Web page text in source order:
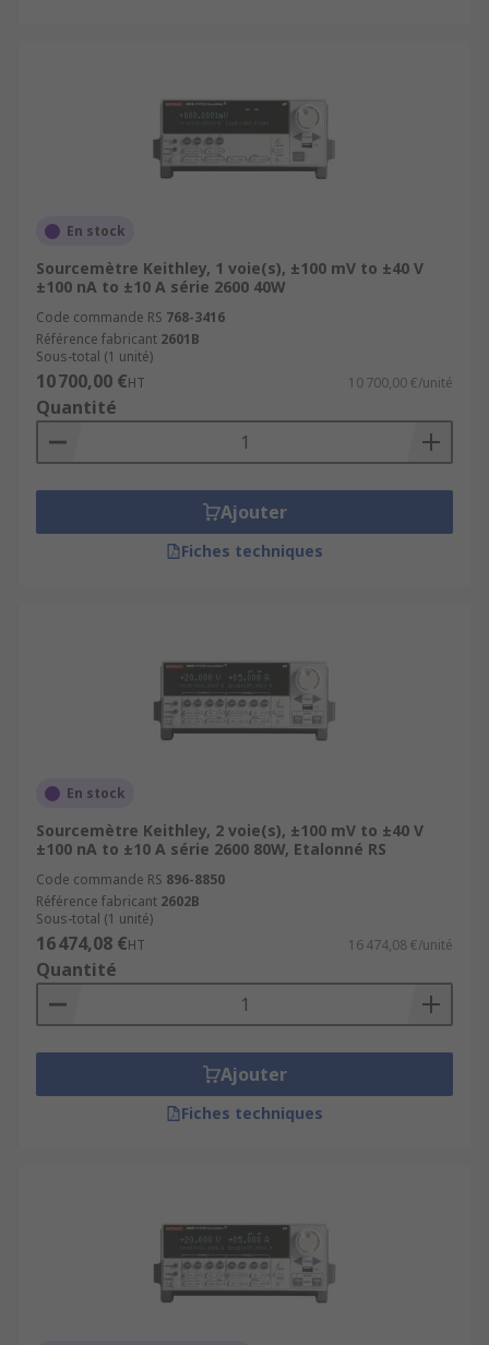
En stock
Sourcemètre Keithley, 1 voie(s), ±100 mV to ±40 V
±100 nA to ±10 A série 2600 40W
Code commande RS 768-3416
Référence fabricant 2601B
Sous-total (1 unité)
10 700,00 €HT 10 700,00 €/unité
Quantité
Ajouter
Fiches techniques
En stock
Sourcemètre Keithley, 2 voie(s), ±100 mV to ±40 V
±100 nA to ±10 A série 2600 80W, Etalonné RS
Code commande RS 896-8850
Référence fabricant 2602B
Sous-total (1 unité)
16 474,08 €HT 16 474,08 €/unité
Quantité
Ajouter
Fiches techniques